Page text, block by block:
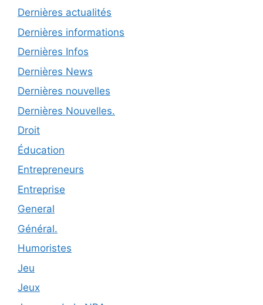
Dernières actualités
Dernières informations
Dernières Infos
Dernières News
Dernières nouvelles
Dernières Nouvelles.
Droit
Éducation
Entrepreneurs
Entreprise
General
Général.
Humoristes
Jeu
Jeux